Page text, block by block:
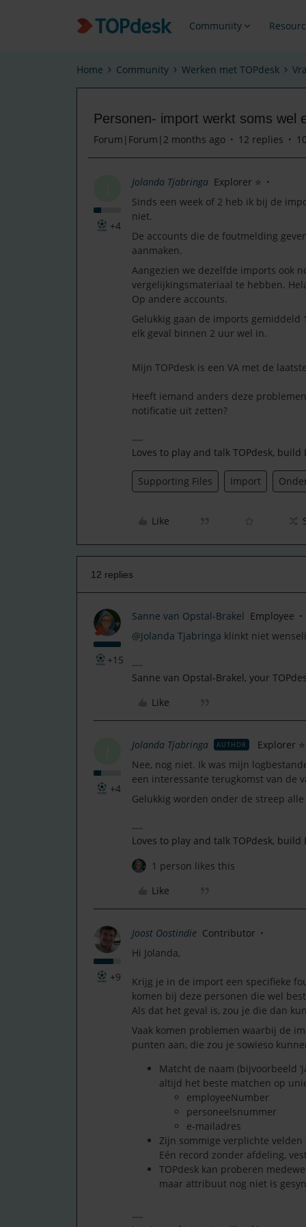
Community
Home Community Werken met TOPdesk
Personen- import werkt soms wel
Forum|Forum|2 months ago 12 replies
+4
Jolanda Tjabringa Explorer ⭐
Sinds een week of 2 heb ik bij de
niet.
De accounts die de foutmelding
aanmaken.
Aangezien we dezelfde imports ook
vergelijkingsmateriaal te hebben.
Op andere accounts.
Gelukkig gaan de imports gemiddeld
elk geval binnen 2 uur wel in.
Mijn TOPdesk is een VA met de
Heeft iemand anders deze
notificatie uit zetten?
Loves to play and talk TOPdesk,
Supporting Files Import
Like
12 replies
+15
Sanne van Opstal-Brakel Employee
@Jolanda Tjabringa klinkt niet
Sanne van Opstal-Brakel, your
Like
+4
Jolanda Tjabringa AUTHOR Explorer ⭐
Nee, nog niet. Ik was mijn
een interessante terugkomst van de
Gelukkig worden onder de streep
Loves to play and talk TOPdesk,
1 person likes this
Like
+9
Joost Oostindie Contributor
Hi Jolanda,
Krijg je in de import een specifieke
komen bij deze personen die wel
Als dat het geval is, zou je die dan
Vaak komen problemen waarbij de
punten aan, die zou je sowieso
Matcht de naam (bijvoorbeeld
altijd het beste matchen op
employeeNumber
personeelsnummer
e-mailadres
Zijn sommige verplichte velden
Eén record zonder afdeling,
TOPdesk kan proberen
maar attribuut nog niet is